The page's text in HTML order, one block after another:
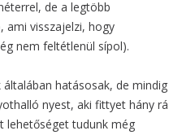
de a legtöbb
ami visszajelzi, hogy
nem feltétlenül sípol).
hatásosak, de mindig
nyest, aki fittyet hány rá
lehetőséget tudunk még